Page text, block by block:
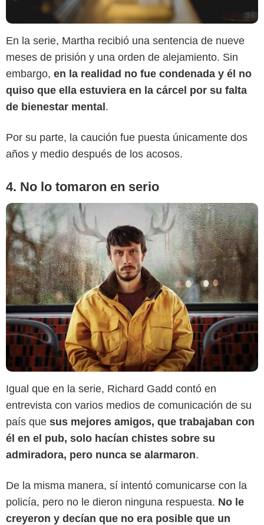
En la serie, Martha recibió una sentencia de nueve
meses de prisión y una orden de alejamiento. Sin
embargo, en la realidad no fue condenada y él no
quiso que ella estuviera en la cárcel por su falta
de bienestar mental .
Por su parte, la caución fue puesta únicamente dos
años y medio después de los acosos.
4. No lo tomaron en serio
Netflix
Igual que en la serie, Richard Gadd contó en
entrevista con varios medios de comunicación de su
país que sus mejores amigos, que trabajaban con
él en el pub, solo hacían chistes sobre su
admiradora, pero nunca se alarmaron.
De la misma manera, sí intentó comunicarse con la
policía, pero no le dieron ninguna respuesta. No le
creyeron y decían que no era posible que un